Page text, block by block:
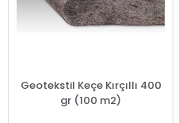
Geotekstil Keçe Kırçıllı 400
gr (100 m2)